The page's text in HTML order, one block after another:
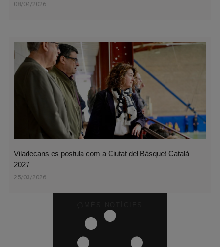
08/04/2026
Viladecans es postula com a Ciutat del Bàsquet Català
2027
25/03/2026